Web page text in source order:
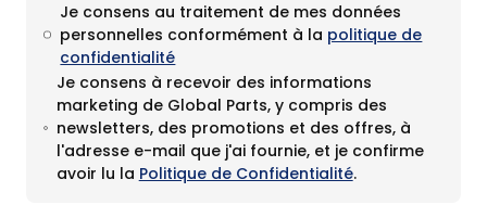
Je consens au traitement de mes données
personnelles conformément à la politique de
confidentialité
Je consens à recevoir des informations
marketing de Global Parts, y compris des
newsletters, des promotions et des offres, à
l'adresse e-mail que j'ai fournie, et je confirme
avoir lu la Politique de Confidentialité.